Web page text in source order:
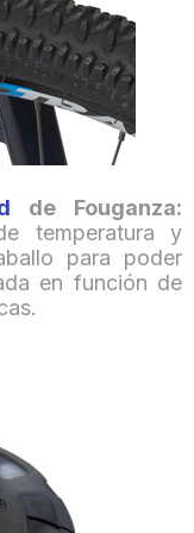
de Fouganza:
temperatura y
para poder
en función de